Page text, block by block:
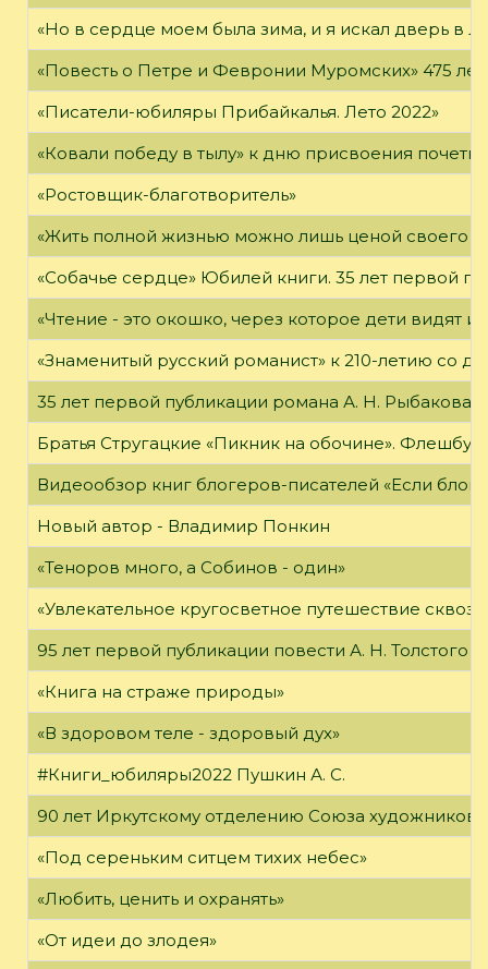
«Но в сердце моем была зима, и я искал дверь в
«Повесть о Петре и Февронии Муромских» 475
«Писатели-юбиляры Прибайкалья. Лето 2022»
«Ковали победу в тылу» к дню присвоения
«Ростовщик-благотворитель»
«Жить полной жизнью можно лишь ценой своего
«Собачье сердце» Юбилей книги. 35 лет первой
«Чтение - это окошко, через которое дети видят
«Знаменитый русский романист» к 210-летию со
35 лет первой публикации романа А. Н. Рыбакова
Братья Стругацкие «Пикник на обочине».
Видеообзор книг блогеров-писателей «Если блог
Новый автор - Владимир Понкин
«Теноров много, а Собинов - один»
«Увлекательное кругосветное путешествие
95 лет первой публикации повести А. Н. Толстого
«Книга на страже природы»
«В здоровом теле - здоровый дух»
#Книги_юбиляры2022 Пушкин А. С.
90 лет Иркутскому отделению Союза художников
«Под сереньким ситцем тихих небес»
«Любить, ценить и охранять»
«От идеи до злодея»